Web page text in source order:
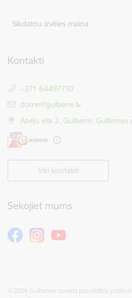
Sīkdatņu izvēles maiņa
Kontakti
+371 64497710
E-pasts:
dome@gulbene.lv
Ābeļu iela 2, Gulbene, Gulbenes
Visi kontakti
Sekojiet mums
© 2026 Gulbenes novada pašvaldība,